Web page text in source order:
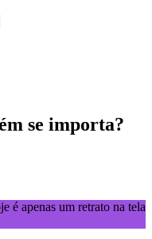
se importa?
é apenas um retrato na tela